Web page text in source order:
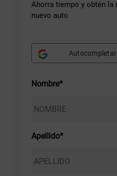
Ahorra tiempo y obtén la
nuevo auto
Nombre*
Apellido*